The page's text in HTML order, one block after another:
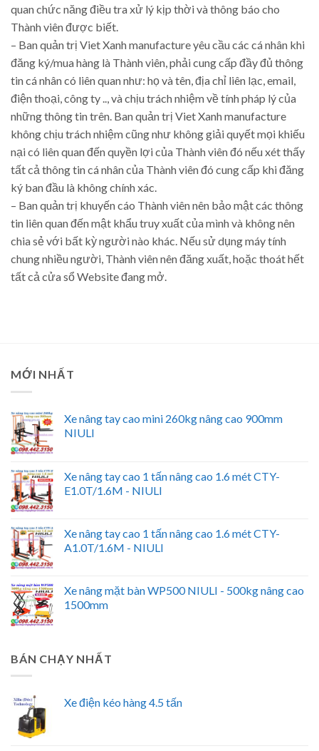
quan chức năng điều tra xử lý kịp thời và thông báo cho
Thành viên được biết.
– Ban quản trị Viet Xanh manufacture yêu cầu các cá nhân khi
đăng ký/mua hàng là Thành viên, phải cung cấp đầy đủ thông
tin cá nhân có liên quan như: họ và tên, địa chỉ liên lạc, email,
điện thoại, công ty .., và chịu trách nhiệm về tính pháp lý của
những thông tin trên. Ban quản trị Viet Xanh manufacture
không chịu trách nhiệm cũng như không giải quyết mọi khiếu
nại có liên quan đến quyền lợi của Thành viên đó nếu xét thấy
tất cả thông tin cá nhân của Thành viên đó cung cấp khi đăng
ký ban đầu là không chính xác.
– Ban quản trị khuyến cáo Thành viên nên bảo mật các thông
tin liên quan đến mật khẩu truy xuất của mình và không nên
chia sẻ với bất kỳ người nào khác. Nếu sử dụng máy tính
chung nhiều người, Thành viên nên đăng xuất, hoặc thoát hết
tất cả cửa sổ Website đang mở.
MỚI NHẤT
Xe nâng tay cao mini 260kg nâng cao 900mm
NIULI
Xe nâng tay cao 1 tấn nâng cao 1.6 mét CTY-
E1.0T/1.6M - NIULI
Xe nâng tay cao 1 tấn nâng cao 1.6 mét CTY-
A1.0T/1.6M - NIULI
Xe nâng mặt bàn WP500 NIULI - 500kg nâng cao
1500mm
BÁN CHẠY NHẤT
Xe điện kéo hàng 4.5 tấn